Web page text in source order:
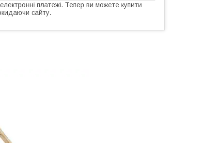
платежі. Тепер ви можете купити
сайту.